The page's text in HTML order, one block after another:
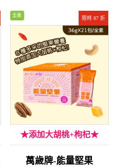
限時 87 折
全素
★添加大胡桃+枸杞★
萬歲牌-能量堅果